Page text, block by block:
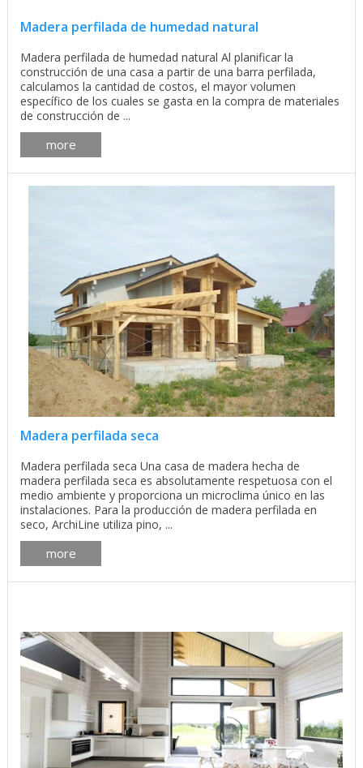
Madera perfilada de humedad natural
Madera perfilada de humedad natural Al planificar la
construcción de una casa a partir de una barra perfilada,
calculamos la cantidad de costos, el mayor volumen
específico de los cuales se gasta en la compra de materiales
de construcción de ...
more
Madera perfilada seca
Madera perfilada seca Una casa de madera hecha de
madera perfilada seca es absolutamente respetuosa con el
medio ambiente y proporciona un microclima único en las
instalaciones. Para la producción de madera perfilada en
seco, ArchiLine utiliza pino, ...
more